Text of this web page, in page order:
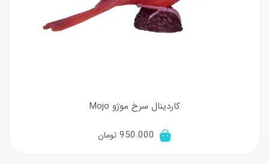
کاردینال سرخ موژو Mojo
950.000 تومان